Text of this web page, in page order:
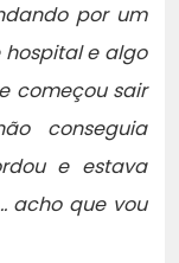
por um
e algo
começou sair
conseguia
e estava
acho que vou